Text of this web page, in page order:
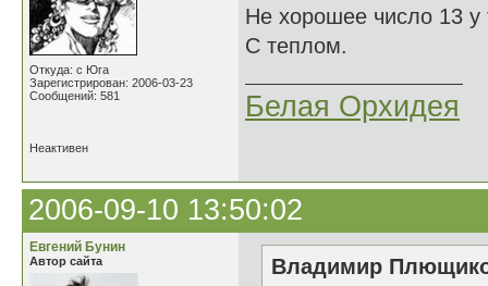
Откуда: с Юга
Зарегистрирован: 2006-03-23
Сообщений: 581
Не хорошее число 13 у
С теплом.
Белая Орхидея
Неактивен
2006-09-10 13:50:02
Евгений Бунин
Автор сайта
Владимир